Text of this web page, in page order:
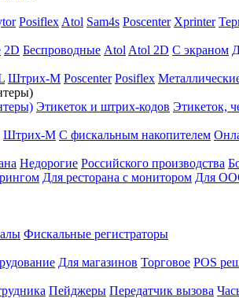
Posiflex Atol Sam4s Poscenter Xprinter
2D Беспроводные Atol Atol 2D С экраном
Штрих-М Poscenter Posiflex
Этикеток и штрих-кодов Этикеток,
Штрих-М С фискальным накопителем
Недорогие Российского производства
Для ресторана с монитором Для
Фискальные регистраторы
Для магазинов Торговое POS
Пейджеры Передатчик вызова